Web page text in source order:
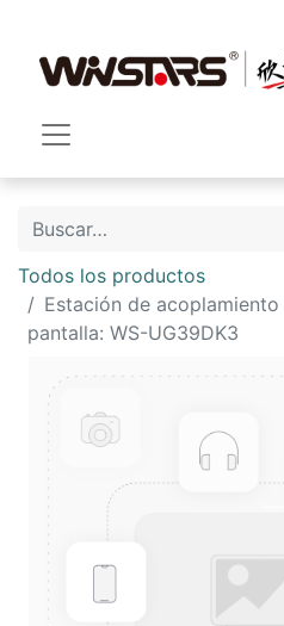
Todos los productos
Estación de
pantalla: WS-UG39DK3